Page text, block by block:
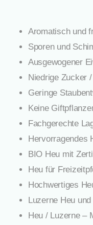
Aromatisch und
Sporen und
Ausgewogener
Niedrige Zucker
Geringe
Keine
Fachgerechte
Hervorragendes
BIO Heu mit
Heu für
Hochwertiges
Luzerne Heu
Heu / Luzerne –